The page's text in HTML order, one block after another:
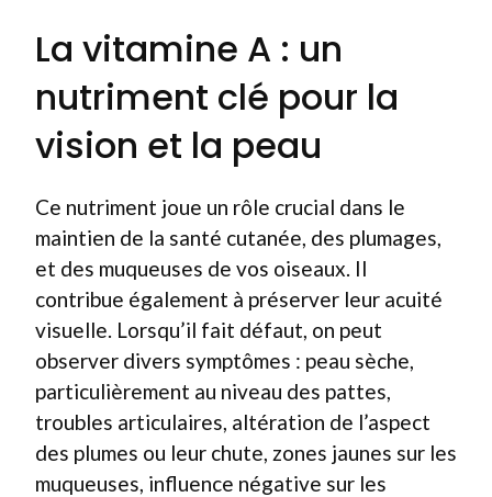
La vitamine A : un
nutriment clé pour la
vision et la peau
Ce nutriment joue un rôle crucial dans le
maintien de la santé cutanée, des plumages,
et des muqueuses de vos oiseaux. Il
contribue également à préserver leur acuité
visuelle. Lorsqu’il fait défaut, on peut
observer divers symptômes : peau sèche,
particulièrement au niveau des pattes,
troubles articulaires, altération de l’aspect
des plumes ou leur chute, zones jaunes sur les
muqueuses, influence négative sur les